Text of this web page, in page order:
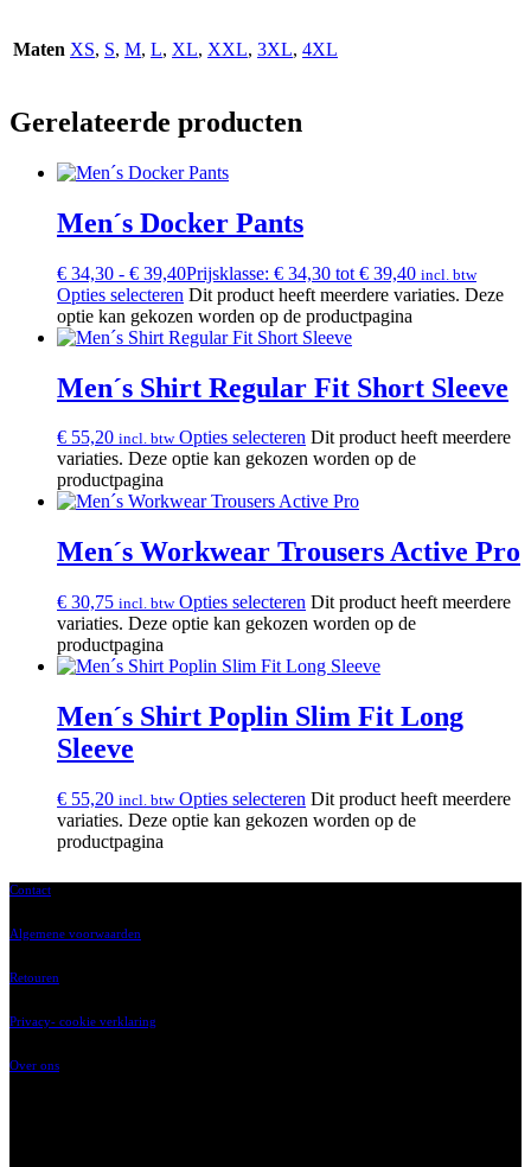
Maten XS, S, M, L, XL, XXL, 3XL, 4XL
Gerelateerde producten
Men´s Docker Pants
€ 34,30 - € 39,40Prijsklasse: € 34,30 tot € 39,40 incl. btw
Opties selecteren Dit product heeft meerdere variaties. Deze
optie kan gekozen worden op de productpagina
Men´s Shirt Regular Fit Short Sleeve
€ 55,20 incl. btw Opties selecteren Dit product heeft meerdere
variaties. Deze optie kan gekozen worden op de
productpagina
Men´s Workwear Trousers Active Pro
€ 30,75 incl. btw Opties selecteren Dit product heeft meerdere
variaties. Deze optie kan gekozen worden op de
productpagina
Men´s Shirt Poplin Slim Fit Long
Sleeve
€ 55,20 incl. btw Opties selecteren Dit product heeft meerdere
variaties. Deze optie kan gekozen worden op de
productpagina
Contact
Algemene voorwaarden
Retouren
Privacy- cookie verklaring
Over ons